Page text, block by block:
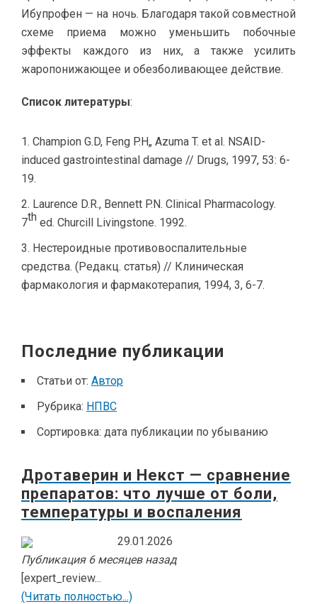
Ибупрофен — на ночь. Благодаря такой совместной
схеме приема можно уменьшить побочные
эффекты каждого из них, а также усилить
жаропонижающее и обезболивающее действие.
Список литературы:
Champion G.D, Feng P.H„ Azuma T. et al. NSAID-
induced gastrointestinal damage // Drugs, 1997, 53: 6-
19.
Laurence D.R., Bennett P.N. Clinical Pharmacology.
7th ed. Churcill Livingstone. 1992.
Нестероидные противовоспалительные
средства. (Редакц. статья) // Клиническая
фармакология и фармакотерапия, 1994, 3, 6-7.
Последние публикации
Статьи от: Автор
Рубрика: НПВС
Сортировка: дата публикации по убыванию
Дротаверин и Некст — сравнение
препаратов: что лучше от боли,
температуры и воспаления
29.01.2026
Публикация 6 месяцев назад
[expert_review...
(Читать полностью...)